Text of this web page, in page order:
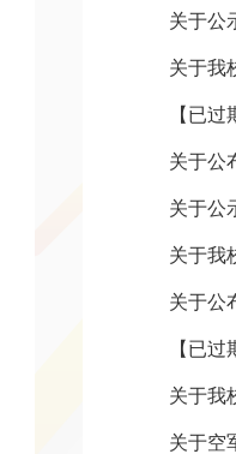
关于公
关于我
【已
关于公
关于公
关于我
关于公
【已
关于我
关于空